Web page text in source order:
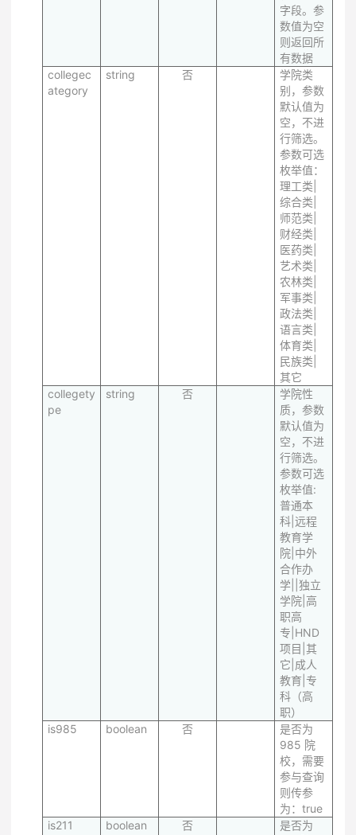
字段。参
数值为空
则返回所
有数据
collegec
ategory
string 否
学院类
别，参数
默认值为
空，不进
行筛选。
参数可选
枚举值：
理工类|
综合类|
师范类|
财经类|
医药类|
艺术类|
农林类|
军事类|
政法类|
语言类|
体育类|
民族类|
其它
collegety
pe
string 否
学院性
质，参数
默认值为
空，不进
行筛选。
参数可选
枚举值:
普通本
科|远程
教育学
院|中外
合作办
学||独立
学院|高
职高
专|HND
项目|其
它|成人
教育|专
科（高
职）
is985
boolean 否
是否为
985 院
校，需要
参与查询
则传参
为：true
is211
boolean 否
是否为